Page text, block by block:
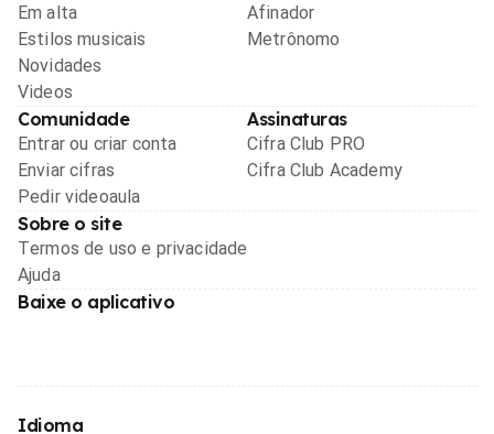
Em alta
Estilos musicais
Novidades
Videos
Afinador
Metrônomo
Comunidade
Entrar ou criar conta
Enviar cifras
Pedir videoaula
Assinaturas
Cifra Club PRO
Cifra Club Academy
Sobre o site
Termos de uso e privacidade
Ajuda
Baixe o aplicativo
Idioma